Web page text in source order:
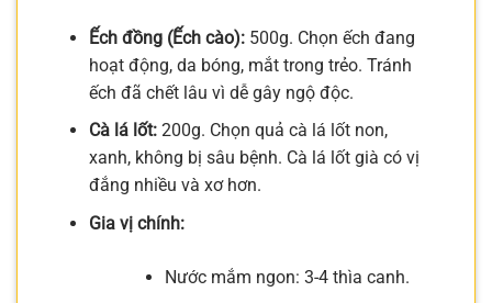
Ếch đồng (Ếch cào):500g. Chọn ếch đang
hoạt động, da bóng, mắt trong trẻo. Tránh
ếch đã chết lâu vì dễ gây ngộ độc.
Cà lá lốt:200g. Chọn quả cà lá lốt non,
xanh, không bị sâu bệnh. Cà lá lốt già có vị
đắng nhiều và xơ hơn.
Gia vị chính:
Nước mắm ngon: 3-4 thìa canh.